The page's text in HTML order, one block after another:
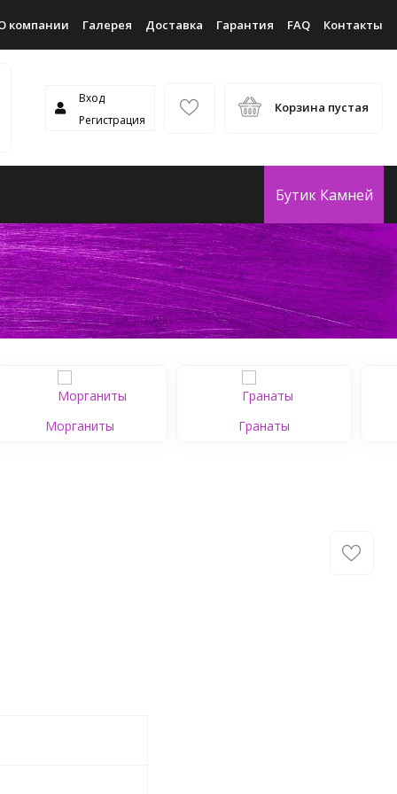
компании Галерея Доставка Гарантия FAQ Контакты
Вход
Регистрация
Корзина пустая
Бутик Камней
Морганиты Гранаты